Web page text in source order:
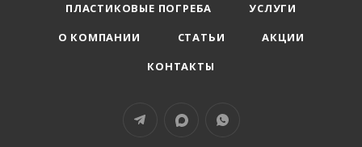
ПЛАСТИКОВЫЕ ПОГРЕБА
УСЛУГИ
О КОМПАНИИ
СТАТЬИ
АКЦИИ
КОНТАКТЫ